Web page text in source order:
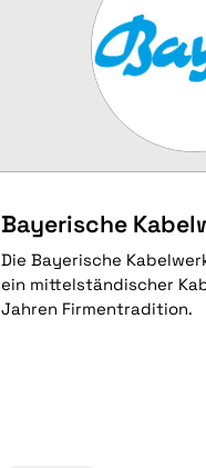
Bayerische
Die Bayerische
ein mittelständischer
Jahren Firmentradition.